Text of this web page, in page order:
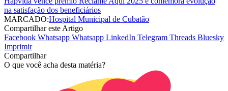
na satisfação dos beneficiários
MARCADO:Hospital Municipal de Cubatão
Compartilhar este Artigo
Facebook Whatsapp Whatsapp LinkedIn Telegram Threads Bluesky
Imprimir
Compartilhar
O que você acha desta matéria?